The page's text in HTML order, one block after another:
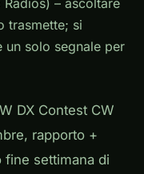
– ascoltare
trasmette; si
un solo segnale per
DX Contest CW
rapporto +
fine settimana di